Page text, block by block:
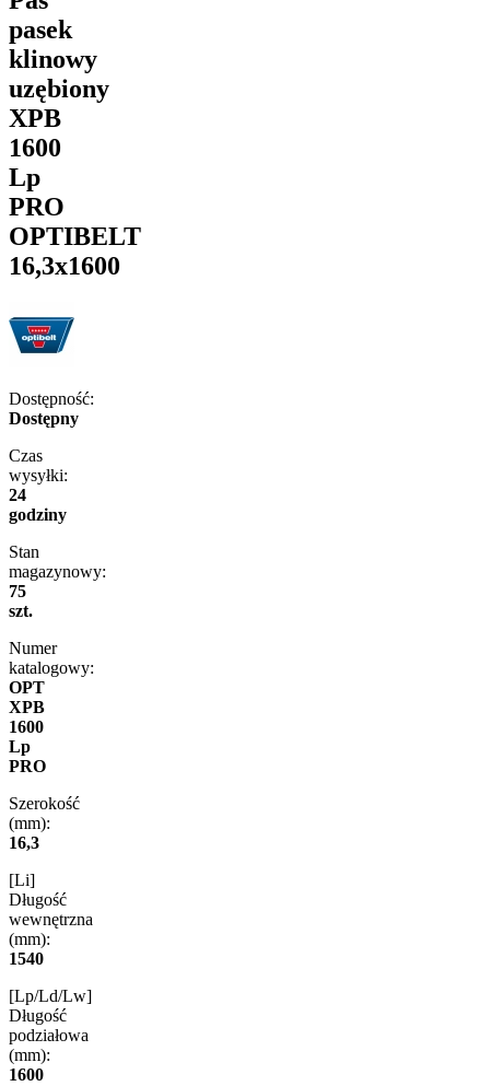
pasek
klinowy
uzębiony
XPB
1600
Lp
PRO
OPTIBELT
16,3x1600
Dostępność:
Dostępny
Czas
wysyłki:
24
godziny
Stan
magazynowy:
75
szt.
Numer
katalogowy:
OPT
XPB
1600
Lp
PRO
Szerokość
(mm):
16,3
[Li]
Długość
wewnętrzna
(mm):
1540
[Lp/Ld/Lw]
Długość
podziałowa
(mm):
1600